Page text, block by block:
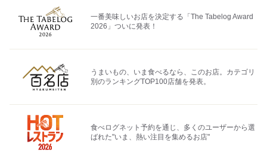
一番美味しいお店を決定する「The Tabelog Award
2026」ついに発表！
うまいもの、いま食べるなら、このお店。カテゴリ
別のランキングTOP100店舗を発表。
食べログネット予約を通じ、多くのユーザーから選
ばれた"いま、熱い注目を集めるお店"